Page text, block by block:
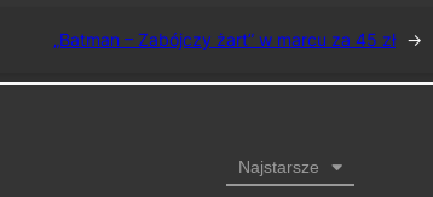
„Batman – Zabójczy żart” w marcu za 45 zł →
Najstarsze